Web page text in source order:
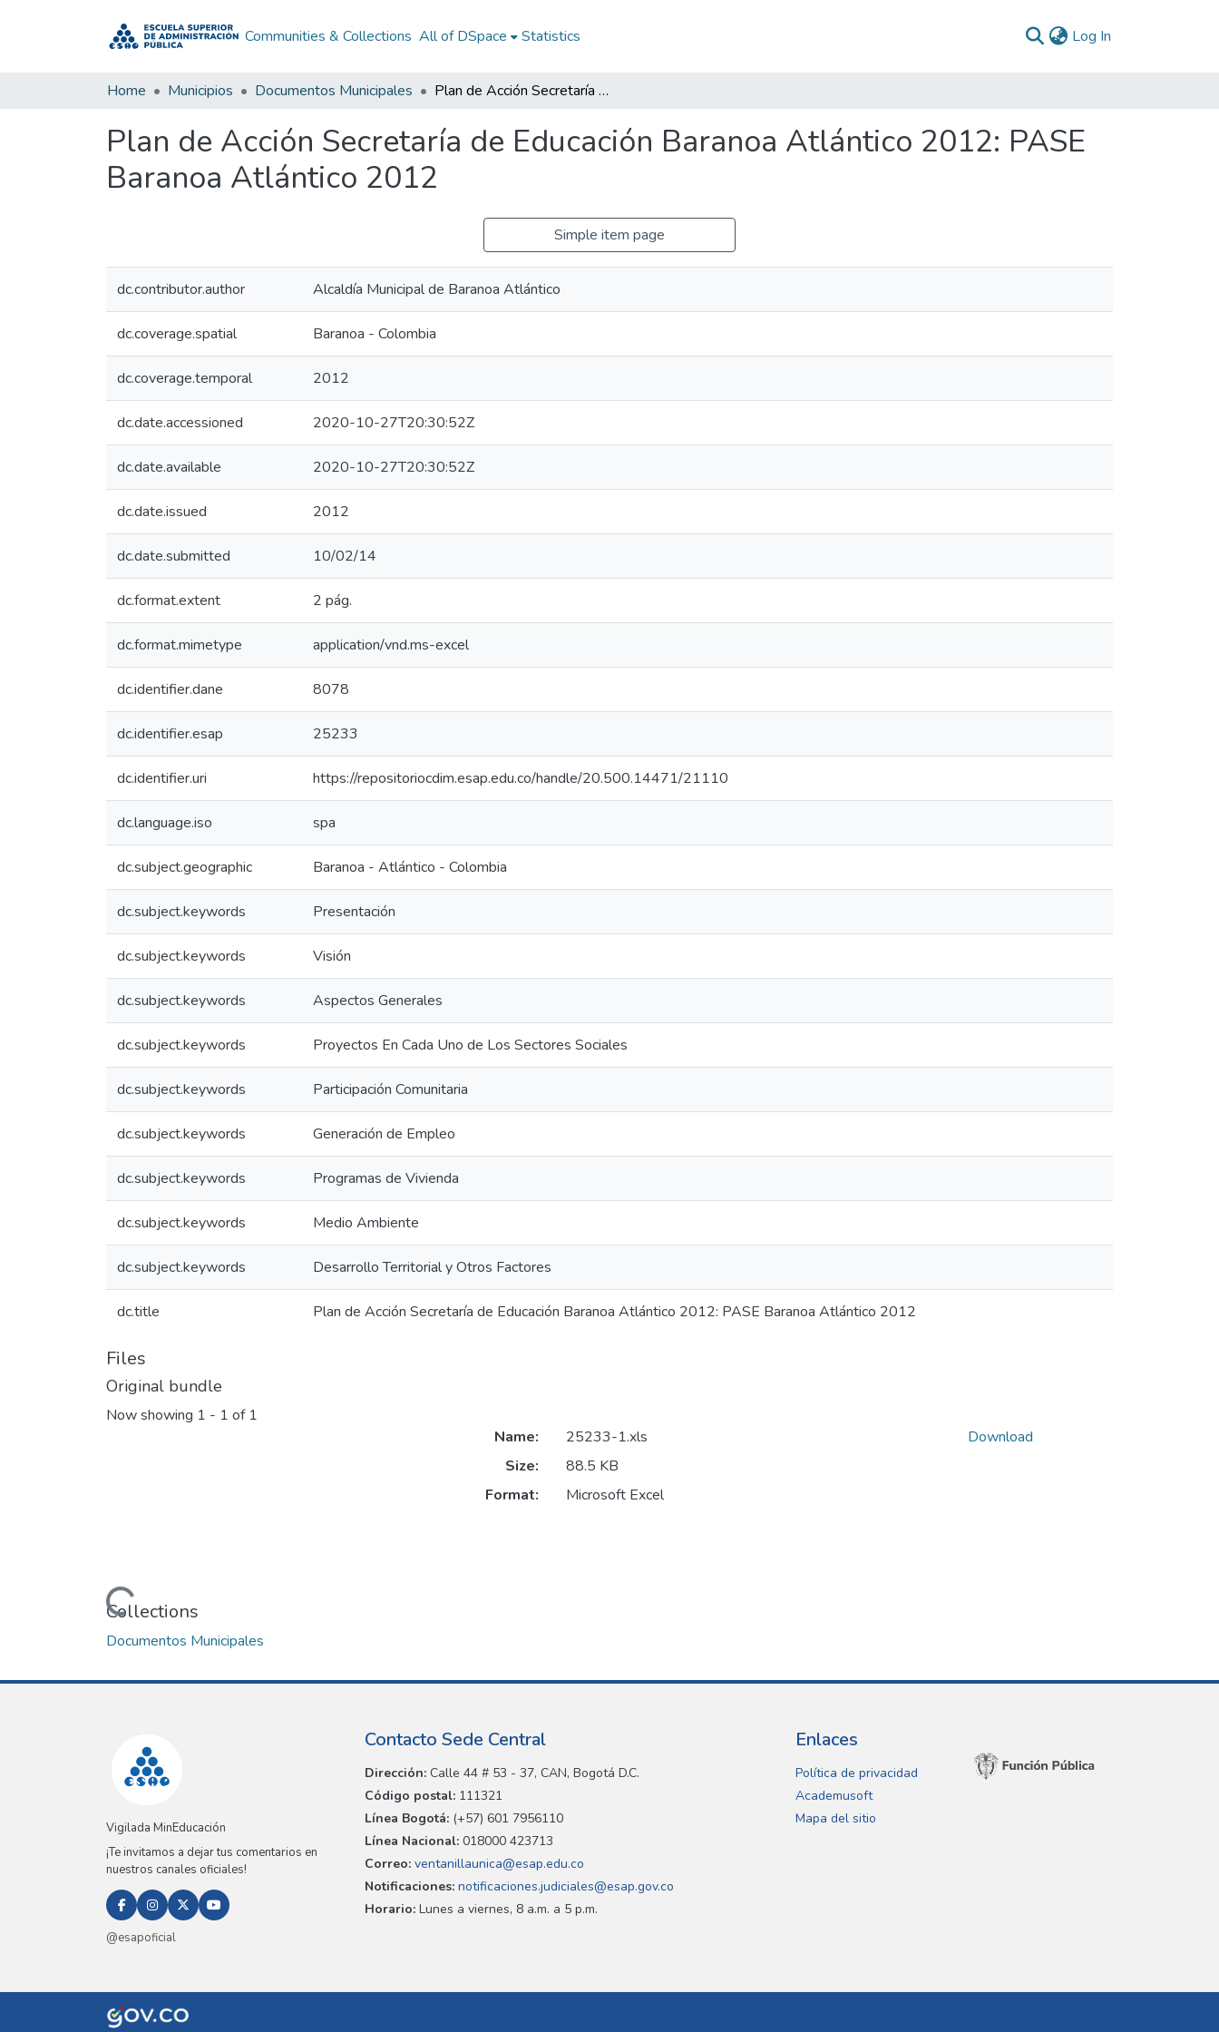
Communities & Collections All of DSpace Statistics Log In
Home Municipios Documentos Municipales Plan de Acción Secretaría de Educación Baranoa Atlántico 2012: PASE Baranoa Atlántico 2012
Plan de Acción Secretaría de Educación Baranoa Atlántico 2012: PASE
Baranoa Atlántico 2012
Simple item page
dc.contributor.author Alcaldía Municipal de Baranoa Atlántico
dc.coverage.spatial Baranoa - Colombia
dc.coverage.temporal 2012
dc.date.accessioned 2020-10-27T20:30:52Z
dc.date.available 2020-10-27T20:30:52Z
dc.date.issued 2012
dc.date.submitted 10/02/14
dc.format.extent 2 pág.
dc.format.mimetype application/vnd.ms-excel
dc.identifier.dane 8078
dc.identifier.esap 25233
dc.identifier.uri https://repositoriocdim.esap.edu.co/handle/20.500.14471/21110
dc.language.iso spa
dc.subject.geographic Baranoa - Atlántico - Colombia
dc.subject.keywords Presentación
dc.subject.keywords Visión
dc.subject.keywords Aspectos Generales
dc.subject.keywords Proyectos En Cada Uno de Los Sectores Sociales
dc.subject.keywords Participación Comunitaria
dc.subject.keywords Generación de Empleo
dc.subject.keywords Programas de Vivienda
dc.subject.keywords Medio Ambiente
dc.subject.keywords Desarrollo Territorial y Otros Factores
dc.title Plan de Acción Secretaría de Educación Baranoa Atlántico 2012: PASE Baranoa Atlántico 2012
Files
Original bundle
Now showing 1 - 1 of 1
Loading...
Name:
25233-1.xls
Size:
88.5 KB
Format:
Microsoft Excel
Download
Collections
Documentos Municipales
Vigilada MinEducación
¡Te invitamos a dejar tus comentarios en
nuestros canales oficiales!
@esapoficial
Contacto Sede Central
Dirección: Calle 44 # 53 - 37, CAN, Bogotá D.C.
Código postal: 111321
Línea Bogotá: (+57) 601 7956110
Línea Nacional: 018000 423713
Correo: ventanillaunica@esap.edu.co
Notificaciones: notificaciones.judiciales@esap.gov.co
Horario: Lunes a viernes, 8 a.m. a 5 p.m.
Enlaces
Política de privacidad
Academusoft
Mapa del sitio